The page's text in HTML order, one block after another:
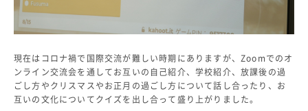
入学金・学費
入試結果
海外に住む中学生の方へ
スクールガイド
上級学校訪問
中学校の先生方へ
現在はコロナ禍で国際交流が難しい時期にありますが、Zoomでのオ
ンライン交流会を通してお互いの自己紹介、学校紹介、放課後の過
ごし方やクリスマスやお正月の過ごし方について話し合ったり、お
互いの文化についてクイズを出し合って盛り上がりました。